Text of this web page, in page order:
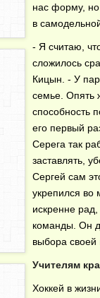
нас форму, но
в
- Я считаю,
сложилось
Кицын. - У
семье. Опять
способность
его первый
Серега так
заставлять,
Сергей сам
укрепился во
искренне
команды. Он
выбора своей
Учителям
Хоккей в